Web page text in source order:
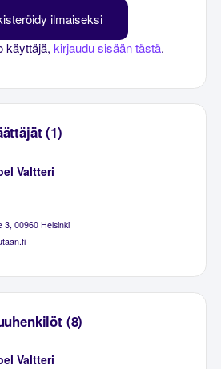
ilmaiseksi
käyttäjä, kirjaudu sisään tästä.
(1)
Valtteri
3, 00960 Helsinki
(8)
Valtteri